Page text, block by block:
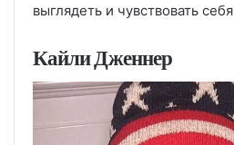
выглядеть и чувствовать
Кайли Дженнер